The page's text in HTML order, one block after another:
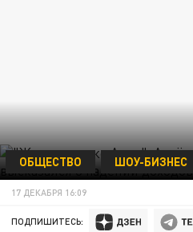
ОБЩЕСТВО ШОУ-БИЗНЕС
17 ДЕКАБРЯ 16:09
ПОДПИШИТЕСЬ: